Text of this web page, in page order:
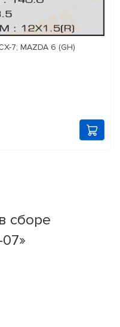
7; MAZDA 6 (GH)
сборе